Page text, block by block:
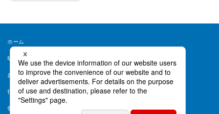
ホーム
研磨ラボとは
お問い合わせ 会員規約
行動ターゲティング等について ヘルプ
個人情報保護方針